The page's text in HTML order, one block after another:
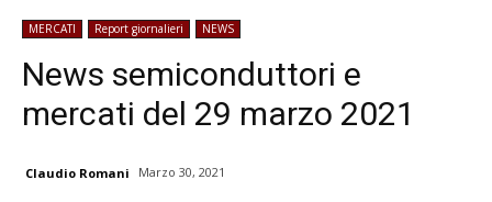
MERCATI Report giornalieri NEWS
News semiconduttori e
mercati del 29 marzo 2021
Claudio Romani Marzo 30, 2021